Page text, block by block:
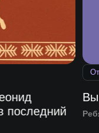
последний